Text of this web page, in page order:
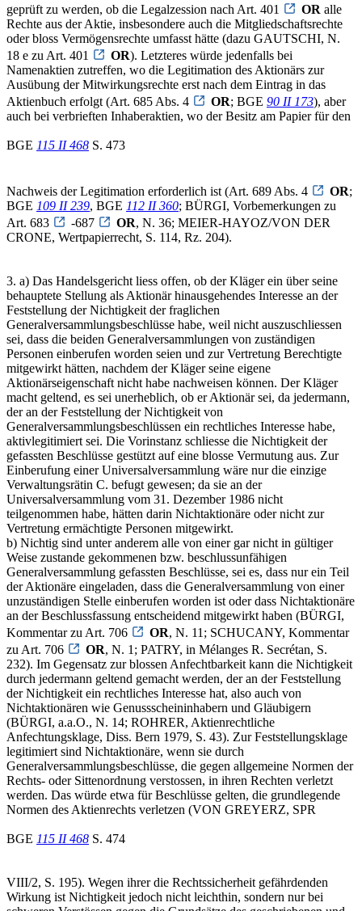
geprüft zu werden, ob die Legalzession nach Art. 401
OR alle
Rechte aus der Aktie, insbesondere auch die Mitgliedschaftsrechte
oder bloss Vermögensrechte umfasst hätte (dazu GAUTSCHI, N.
18 e zu Art. 401
OR). Letzteres würde jedenfalls bei
Namenaktien zutreffen, wo die Legitimation des Aktionärs zur
Ausübung der Mitwirkungsrechte erst nach dem Eintrag in das
Aktienbuch erfolgt (Art. 685 Abs. 4
OR; BGE 90 II 173), aber
auch bei verbrieften Inhaberaktien, wo der Besitz am Papier für den
BGE 115 II 468 S. 473
Nachweis der Legitimation erforderlich ist (Art. 689 Abs. 4 OR;
BGE 109 II 239, BGE 112 II 360; BÜRGI, Vorbemerkungen zu
Art. 683
-687 OR, N. 36; MEIER-HAYOZ/VON DER
CRONE, Wertpapierrecht, S. 114, Rz. 204).
3. a) Das Handelsgericht liess offen, ob der Kläger ein über seine
behauptete Stellung als Aktionär hinausgehendes Interesse an der
Feststellung der Nichtigkeit der fraglichen
Generalversammlungsbeschlüsse habe, weil nicht auszuschliessen
sei, dass die beiden Generalversammlungen von zuständigen
Personen einberufen worden seien und zur Vertretung Berechtigte
mitgewirkt hätten, nachdem der Kläger seine eigene
Aktionärseigenschaft nicht habe nachweisen können. Der Kläger
macht geltend, es sei unerheblich, ob er Aktionär sei, da jedermann,
der an der Feststellung der Nichtigkeit von
Generalversammlungsbeschlüssen ein rechtliches Interesse habe,
aktivlegitimiert sei. Die Vorinstanz schliesse die Nichtigkeit der
gefassten Beschlüsse gestützt auf eine blosse Vermutung aus. Zur
Einberufung einer Universalversammlung wäre nur die einzige
Verwaltungsrätin C. befugt gewesen; da sie an der
Universalversammlung vom 31. Dezember 1986 nicht
teilgenommen habe, hätten darin Nichtaktionäre oder nicht zur
Vertretung ermächtigte Personen mitgewirkt.
b) Nichtig sind unter anderem alle von einer gar nicht in gültiger
Weise zustande gekommenen bzw. beschlussunfähigen
Generalversammlung gefassten Beschlüsse, sei es, dass nur ein Teil
der Aktionäre eingeladen, dass die Generalversammlung von einer
unzuständigen Stelle einberufen worden ist oder dass Nichtaktionäre
an der Beschlussfassung entscheidend mitgewirkt haben (BÜRGI,
Kommentar zu Art. 706
OR, N. 11; SCHUCANY, Kommentar
zu Art. 706
OR, N. 1; PATRY, in Mélanges R. Secrétan, S.
232). Im Gegensatz zur blossen Anfechtbarkeit kann die Nichtigkeit
durch jedermann geltend gemacht werden, der an der Feststellung
der Nichtigkeit ein rechtliches Interesse hat, also auch von
Nichtaktionären wie Genussscheininhabern und Gläubigern
(BÜRGI, a.a.O., N. 14; ROHRER, Aktienrechtliche
Anfechtungsklage, Diss. Bern 1979, S. 43). Zur Feststellungsklage
legitimiert sind Nichtaktionäre, wenn sie durch
Generalversammlungsbeschlüsse, die gegen allgemeine Normen der
Rechts- oder Sittenordnung verstossen, in ihren Rechten verletzt
werden. Das würde etwa für Beschlüsse gelten, die grundlegende
Normen des Aktienrechts verletzen (VON GREYERZ, SPR
BGE 115 II 468 S. 474
VIII/2, S. 195). Wegen ihrer die Rechtssicherheit gefährdenden
Wirkung ist Nichtigkeit jedoch nicht leichthin, sondern nur bei